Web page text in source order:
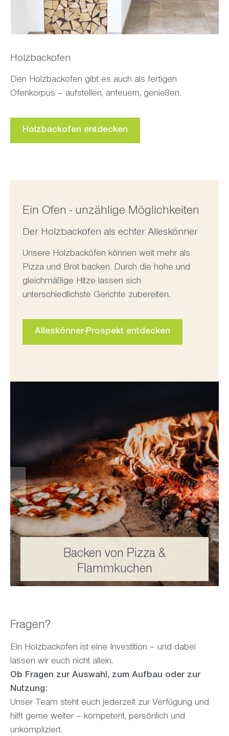
Holzbackofen
Den Holzbackofen gibt es auch als fertigen
Ofenkorpus – aufstellen, anfeuern, genießen.
Holzbackofen entdecken
Ein Ofen - unzählige Möglichkeiten
Der Holzbackofen als echter Alleskönner
Unsere Holzbacköfen können weit mehr als
Pizza und Brot backen. Durch die hohe und
gleichmäßige Hitze lassen sich
unterschiedlichste Gerichte zubereiten.
Alleskönner-Prospekt entdecken
Backen von Pizza &
Flammkuchen
Fragen?
Ein Holzbackofen ist eine Investition – und dabei
lassen wir euch nicht allein.
Ob Fragen zur Auswahl, zum Aufbau oder zur
Nutzung:
Unser Team steht euch jederzeit zur Verfügung und
hilft gerne weiter – kompetent, persönlich und
unkompliziert.